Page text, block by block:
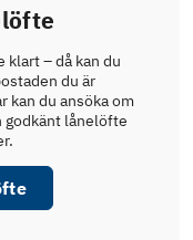
– då kan du
du är
kan du ansöka om
godkänt lånelöfte